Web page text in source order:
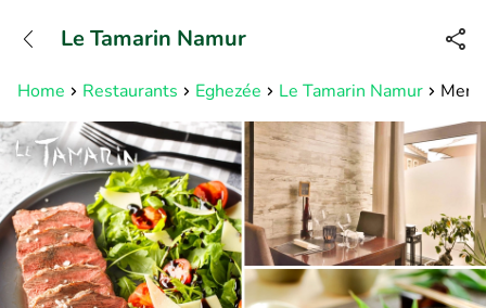
Bereikbaar tot 23:00 uur
Home Restaurants Eghezée Le Tamarin Namur
Le Tamarin Namur